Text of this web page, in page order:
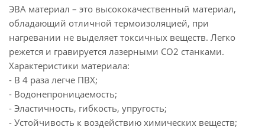
ЭВА материал – это высококачественный материал,
обладающий отличной термоизоляцией, при
нагревании не выделяет токсичных веществ. Легко
режется и гравируется лазерными СО2 станками.
Характеристики материала:
- В 4 раза легче ПВХ;
- Водонепроницаемость;
- Эластичность, гибкость, упругость;
- Устойчивость к воздействию химических веществ;